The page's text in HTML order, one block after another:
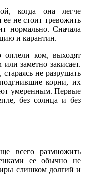
когда она легче
не стоит тревожить
нормально. Сначала
и карантин.
оплели ком, выходят
заметно закисает.
не разрушать
корни, их
умеренным. Первые
без солнца и без
всего размножить
ее обычно не
слишком долгий и